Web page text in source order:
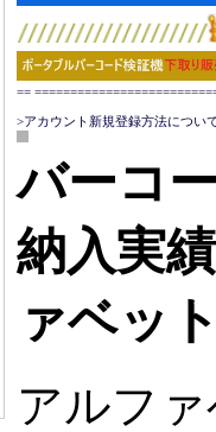
==
>アカウント新規登録方法につい
バーコ
納入実
ァベッ
アルフ